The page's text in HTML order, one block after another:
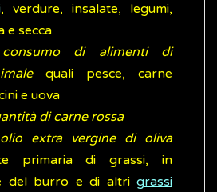
, verdure, insalate, legumi,
e secca
consumo di alimenti di
quali pesce, carne
e uova
di carne rossa
extra vergine di oliva
primaria di grassi, in
del burro e di altri grassi